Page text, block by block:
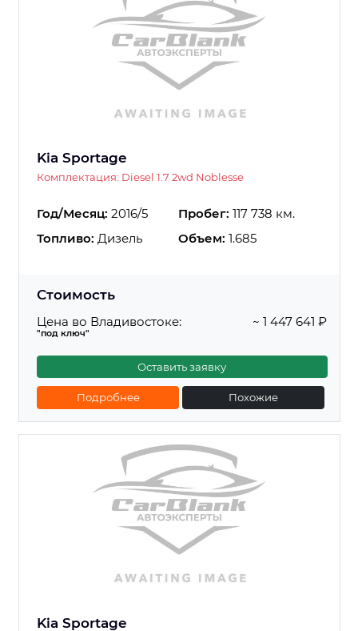
Kia Sportage
Комплектация: Diesel 1.7 2wd Noblesse
Год/Месяц: 2016/5 Пробег: 117 738 км.
Топливо: Дизель Объем: 1.685
Стоимость
Цена во Владивостоке:
"под ключ"
~ 1 447 641 ₽
Оставить заявку
Подробнее Похожие
Kia Sportage